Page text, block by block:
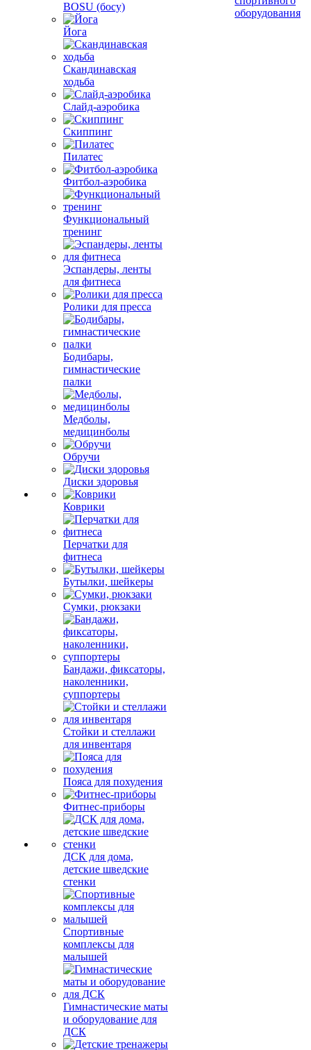
BOSU (босу)
Йога
Скандинавская
ходьба
Слайд-аэробика
Скиппинг
Пилатес
Фитбол-аэробика
Функциональный
тренинг
Эспандеры, ленты
для фитнеса
Ролики для пресса
Бодибары,
гимнастические
палки
Медболы,
медицинболы
Обручи
Диски здоровья
Коврики
Перчатки для
фитнеса
Бутылки, шейкеры
Сумки, рюкзаки
Бандажи, фиксаторы,
наколенники,
суппортеры
Стойки и стеллажи
для инвентаря
Пояса для похудения
Фитнес-приборы
ДСК для дома,
детские шведские
стенки
Спортивные
комплексы для
малышей
Гимнастические маты
и оборудование для
ДСК
оборудования